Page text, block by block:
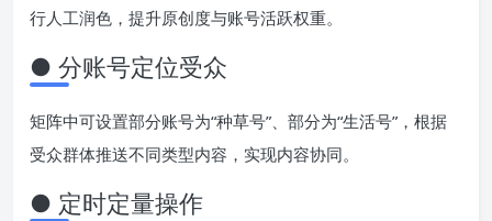
行人工润色，提升原创度与账号活跃权重。
● 分账号定位受众
矩阵中可设置部分账号为“种草号”、部分为“生活号”，根据
受众群体推送不同类型内容，实现内容协同。
● 定时定量操作